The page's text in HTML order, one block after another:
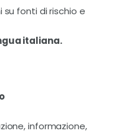
fonti di rischio e
italiana.
informazione,